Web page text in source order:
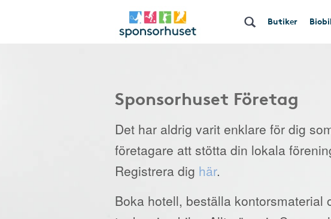
Butiker
Sponsorhuset Företag
Det har aldrig varit enklare för dig
företagare att stötta din lokala
Registrera dig här.
Boka hotell, beställa kontorsmaterial